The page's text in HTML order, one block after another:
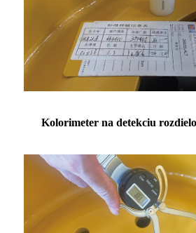
Kolorimeter na detekciu